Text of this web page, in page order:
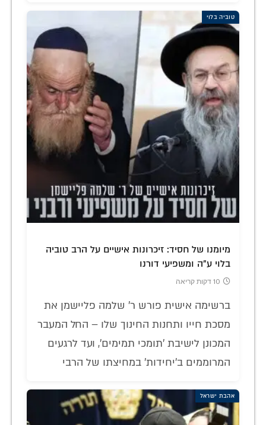
טוביה בלוי
מיומנו של חסיד: זיכרונות אישיים על הרב טוביה
בלוי ע"ה ומשפיעי דורנו
10 דקות קריאה
ברשימה אישית פורש ר' שלמה פליישמן את
מסכת חייו ותחנות החינוך שלו – החל המעבר
המכונן לישיבת 'תומכי תמימים', ועד לרגעים
המרוממים ב'יחידות' במחיצתו של הרבי
אהבת ישראל